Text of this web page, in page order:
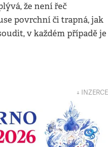
že není řeč
povrchní či trapná, jak
v každém případě je
↓ INZERCE